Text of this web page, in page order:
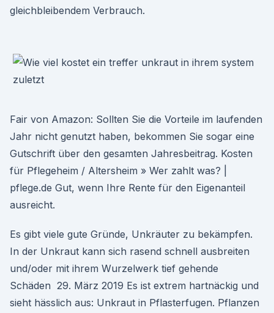
gleichbleibendem Verbrauch.
Fair von Amazon: Sollten Sie die Vorteile im laufenden
Jahr nicht genutzt haben, bekommen Sie sogar eine
Gutschrift über den gesamten Jahresbeitrag. Kosten
für Pflegeheim / Altersheim » Wer zahlt was? |
pflege.de Gut, wenn Ihre Rente für den Eigenanteil
ausreicht.
Es gibt viele gute Gründe, Unkräuter zu bekämpfen.
In der Unkraut kann sich rasend schnell ausbreiten
und/oder mit ihrem Wurzelwerk tief gehende
Schäden 29. März 2019 Es ist extrem hartnäckig und
sieht hässlich aus: Unkraut in Pflasterfugen. Pflanzen